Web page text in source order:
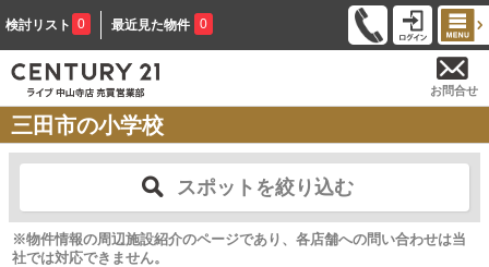
検討リスト 0 最近見た物件 0
お問合せ
三田市の小学校
スポットを絞り込む
※物件情報の周辺施設紹介のページであり、各店舗への問い合わせは当
社では対応できません。